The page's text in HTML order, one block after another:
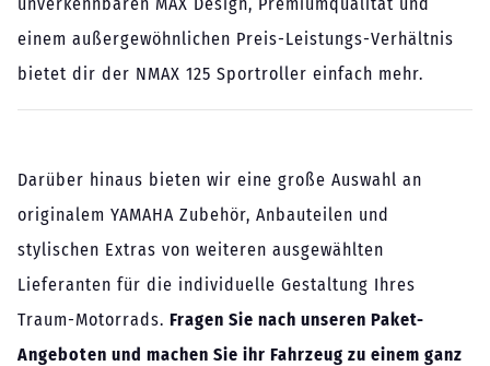
einem außergewöhnlichen Preis-Leistungs-Verhältnis
bietet dir der NMAX 125 Sportroller einfach mehr.
Darüber hinaus bieten wir eine große Auswahl an
originalem YAMAHA Zubehör, Anbauteilen und
stylischen Extras von weiteren ausgewählten
Lieferanten für die individuelle Gestaltung Ihres
Traum-Motorrads. Fragen Sie nach unseren Paket-
Angeboten und machen Sie ihr Fahrzeug zu einem ganz